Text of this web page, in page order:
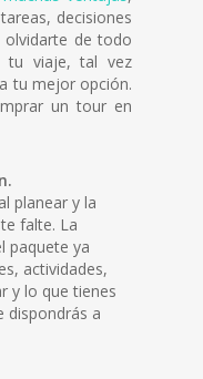
decisiones
olvidarte de todo
tu viaje, tal vez
tu mejor opción.
un tour en
planear y la
falte. La
paquete ya
actividades,
y lo que tienes
dispondrás a